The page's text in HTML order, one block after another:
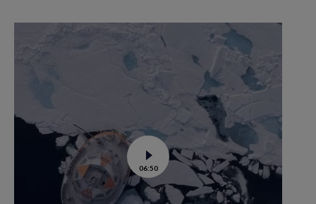
Voir
la
vidéo
de
Tara
06:50